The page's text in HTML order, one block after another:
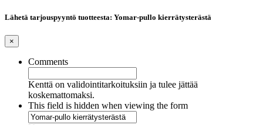
Lähetä tarjouspyyntö tuotteesta: Yomar-pullo kierrätysterästä
×
Comments
Kenttä on validointitarkoituksiin ja tulee jättää
koskemattomaksi.
This field is hidden when viewing the form